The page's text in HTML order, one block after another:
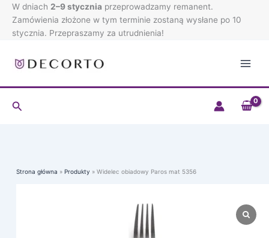
Przejdź
treści
W dniach 2–9 stycznia przeprowadzamy remanent.
Zamówienia złożone w tym terminie zostaną wysłane po 10
stycznia. Przepraszamy za utrudnienia!
Szukaj
Strona główna Produkty Widelec obiadowy Paros mat 5356